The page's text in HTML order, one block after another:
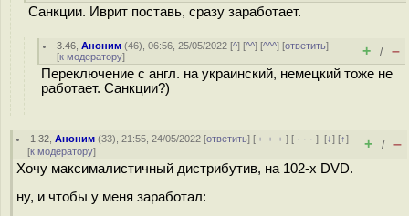
Санкции. Иврит поставь, сразу заработает.
3.46 ,Аноним (46), 06:56, 25/05/2022 [^] [^^] [^^^] [ответить]
[к модератору] + / –
Переключение с англ. на украинский, немецкий тоже не
работает. Санкции?)
1.32 ,Аноним (33), 21:55, 24/05/2022 [ответить] [ ﹢﹢﹢] [ · · ·][↓] [↑]
[к модератору] + / –
Хочу максималистичный дистрибутив, на 102-х DVD.
ну, и чтобы у меня заработал: